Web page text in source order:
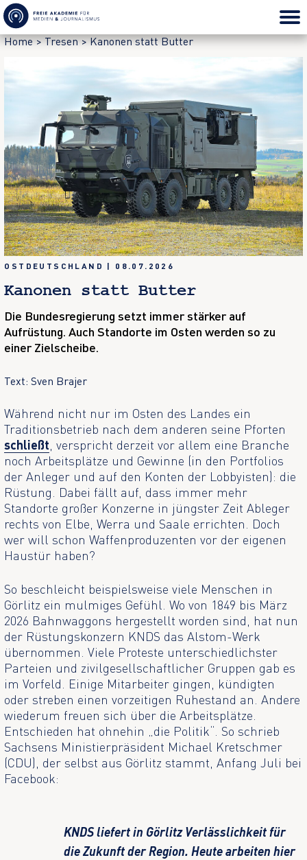
Home>Tresen>Kanonen statt Butter
OSTDEUTSCHLAND | 08.07.2026
Kanonen statt Butter
Die Bundesregierung setzt immer stärker auf
Aufrüstung. Auch Standorte im Osten werden so zu
einer Zielscheibe.
Text: Sven Brajer
Während nicht nur im Osten des Landes ein
Traditionsbetrieb nach dem anderen seine Pforten
schließt , verspricht derzeit vor allem eine Branche
noch Arbeitsplätze und Gewinne (in den Portfolios
der Anleger und auf den Konten der Lobbyisten): die
Rüstung. Dabei fällt auf, dass immer mehr
Standorte großer Konzerne in jüngster Zeit Ableger
rechts von Elbe, Werra und Saale errichten. Doch
wer will schon Waffenproduzenten vor der eigenen
Haustür haben?
So beschleicht beispielsweise viele Menschen in
Görlitz ein mulmiges Gefühl. Wo von 1849 bis März
2026 Bahnwaggons hergestellt worden sind, hat nun
der Rüstungskonzern KNDS das Alstom-Werk
übernommen. Viele Proteste unterschiedlichster
Parteien und zivilgesellschaftlicher Gruppen gab es
im Vorfeld. Einige Mitarbeiter gingen, kündigten
oder streben einen vorzeitigen Ruhestand an. Andere
wiederum freuen sich über die Arbeitsplätze.
Entschieden hat ohnehin „die Politik“. So schrieb
Sachsens Ministierpräsident Michael Kretschmer
(CDU), der selbst aus Görlitz stammt, Anfang Juli bei
Facebook:
KNDS liefert in Görlitz Verlässlichkeit für
die Zukunft der Region. Heute arbeiten hier